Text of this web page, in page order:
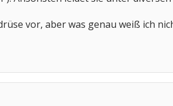
vor, aber was genau weiß ich